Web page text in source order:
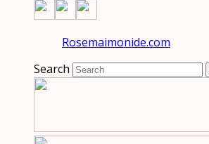
Rosemaimonide.com
Search